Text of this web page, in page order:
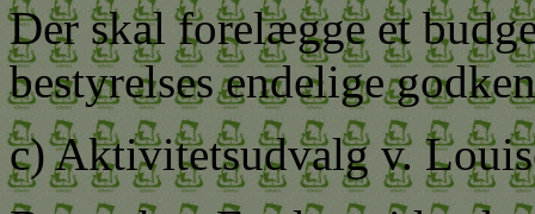
Der skal forelægge et
bestyrelses endelige
c) Aktivitetsudvalg v.